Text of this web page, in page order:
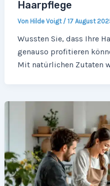
Haarpflege
Von Hilde Voigt / 17 August
Wussten Sie, dass Ihre
genauso profitieren
Mit natürlichen Zutaten